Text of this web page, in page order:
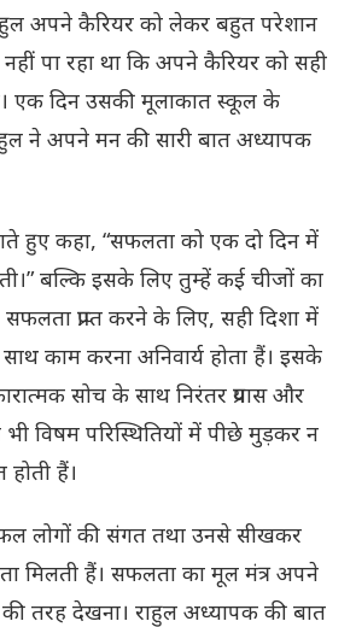
अपने कैरियर को लेकर बहुत परेशान
पा रहा था कि अपने कैरियर को सही
एक दिन उसकी मूलाकात स्कूल के
ने अपने मन की सारी बात अध्यापक
हुए कहा, “सफलता को एक दो दिन में
बल्कि इसके लिए तुम्हें कई चीजों का
प्राप्त करने के लिए, सही दिशा में
काम करना अनिवार्य होता हैं। इसके
सोच के साथ निरंतर प्रयास और
भी विषम परिस्थितियों में पीछे मुड़कर न
होती हैं।
लोगों की संगत तथा उनसे सीखकर
मिलती हैं। सफलता का मूल मंत्र अपने
तरह देखना। राहुल अध्यापक की बात